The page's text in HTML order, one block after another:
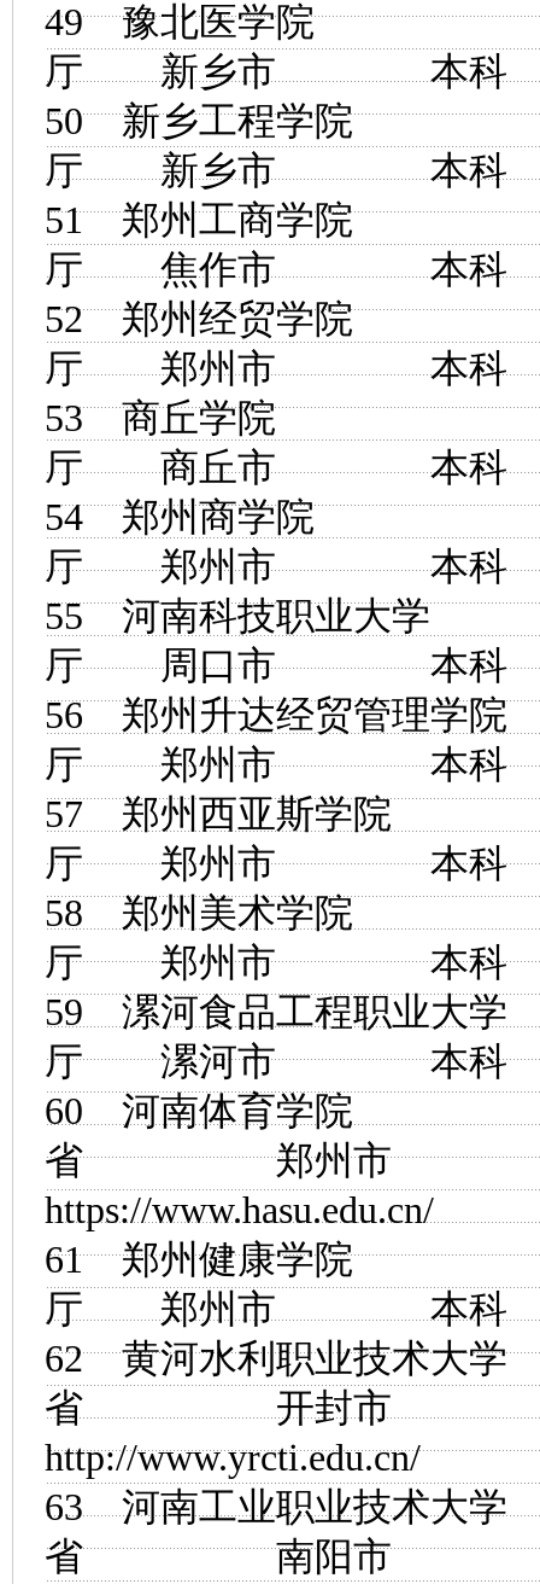
49豫北医学院河
厅 新乡市
50新乡工程学院河
厅 新乡市
51郑州工商学院河
厅 焦作市
52郑州经贸学院河
厅 郑州市
53商丘学院河
厅 商丘市
54郑州商学院河
厅 郑州市
55河南科技职业大学
厅 周口市
56郑州升达经贸管理学院
厅 郑州市
57 郑州西亚斯学院
厅 郑州市
58 郑州美术学院
厅 郑州市
59 漯河食品工程职业大学
厅 漯河市
60 河南体育学院
省 郑州市
https://www.hasu.edu.cn/
61郑州健康学院河
厅 郑州市
62黄河水利职业技术大学
省 开封市
http://www.yrcti.edu.cn/
63河南工业职业技术大学
省 南阳市